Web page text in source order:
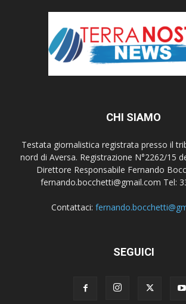
CHI SIAMO
Testata giornalistica registrata presso il
nord di Aversa. Registrazione N°2262/15
Direttore Responsabile Fernando
fernando.bocchetti@gmail.com Tel:
Contattaci:
SEGUICI